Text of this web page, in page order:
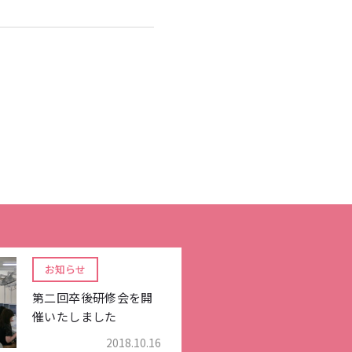
お知らせ
第二回卒後研修会を開
催いたしました
2018.10.16